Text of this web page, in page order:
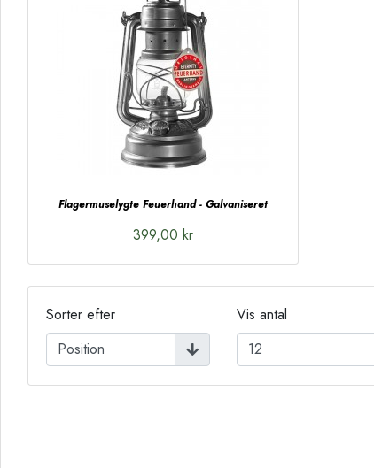
Flagermuselygte Feuerhand - Galvaniseret
399,00 kr
Sorter efter Vis antal